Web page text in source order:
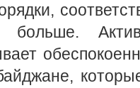
больше.